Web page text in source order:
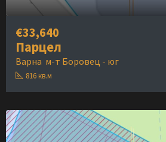
€33,640
Парцел
Варна м-т Боровец - юг
816 кв.м